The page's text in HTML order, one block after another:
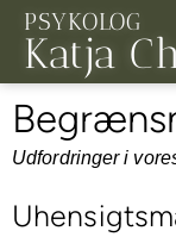
indholdet
PSYKOLOG
Katja
Udfordringer i